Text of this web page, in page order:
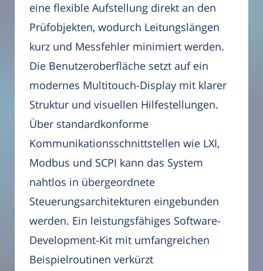
eine flexible Aufstellung direkt an den
Prüfobjekten, wodurch Leitungslängen
kurz und Messfehler minimiert werden.
Die Benutzeroberfläche setzt auf ein
modernes Multitouch-Display mit klarer
Struktur und visuellen Hilfestellungen.
Über standardkonforme
Kommunikationsschnittstellen wie LXI,
Modbus und SCPI kann das System
nahtlos in übergeordnete
Steuerungsarchitekturen eingebunden
werden. Ein leistungsfähiges Software-
Development-Kit mit umfangreichen
Beispielroutinen verkürzt